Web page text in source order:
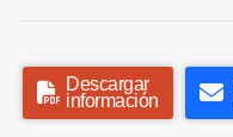
Descargar
información